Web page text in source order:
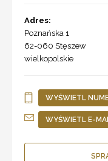
Adres:
Poznańska 1
62-060 Stęszew
wielkopolskie
WYŚWIETL
WYŚWIETL E-